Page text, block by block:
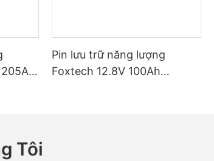
Pin lưu trữ năng lượng
Foxtech 12.8V 100Ah
Tôi